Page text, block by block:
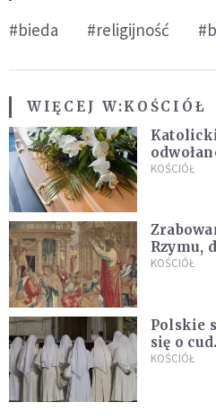
#bieda #religijność
WIĘCEJ W:KOŚCIÓŁ
KOŚCIÓŁ
Rzymu,
KOŚCIÓŁ
Polskie
się o
Pana
KOŚCIÓŁ